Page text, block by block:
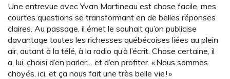
Une entrevue avec Yvan Martineau est chose facile, mes
courtes questions se transformant en de belles réponses
claires. Au passage, il émet le souhait qu’on publicise
davantage toutes les richesses québécoises liées au plein
air, autant à la télé, à la radio qu’à l’écrit. Chose certaine, il
a, lui, choisi d’en parler… et d’en profiter. « Nous sommes
choyés, ici, et ça nous fait une très belle vie ! »